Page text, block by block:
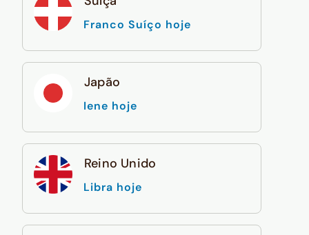
Franco Suíço hoje
Japão
Iene hoje
Reino Unido
Libra hoje